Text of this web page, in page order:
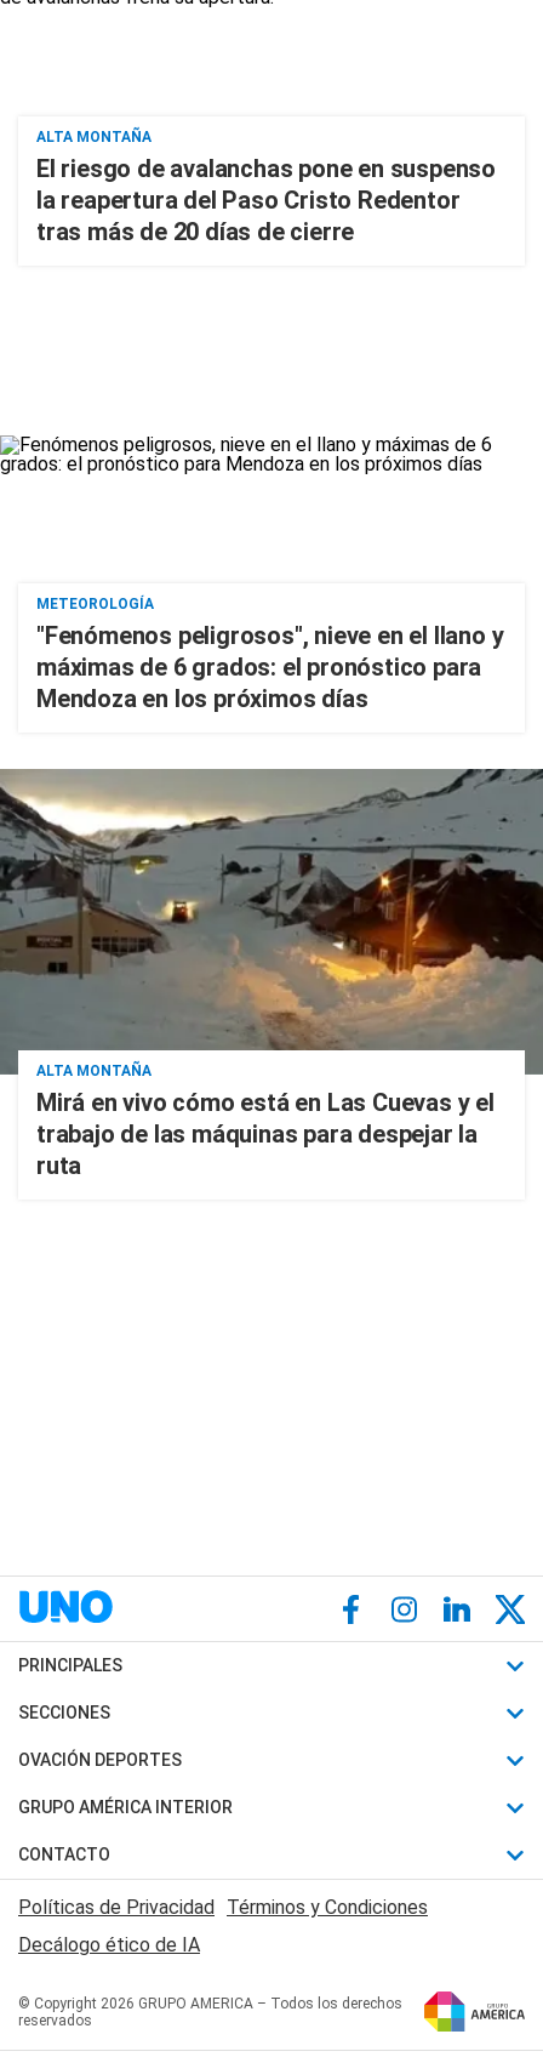
ALTA MONTAÑA
El riesgo de avalanchas pone en suspenso
la reapertura del Paso Cristo Redentor
tras más de 20 días de cierre
METEOROLOGÍA
"Fenómenos peligrosos", nieve en el llano y
máximas de 6 grados: el pronóstico para
Mendoza en los próximos días
ALTA MONTAÑA
Mirá en vivo cómo está en Las Cuevas y el
trabajo de las máquinas para despejar la
ruta
PRINCIPALES
Últimas Noticias
Política
Judiciales
Economia
SECCIONES
Horóscopo
Motores
Trucos caseros
Series y Películas
Edictos y Solicitadas
OVACIÓN DEPORTES
Fútbol
Mundial
Automovilismo
Rugby
Básquet
GRUPO AMÉRICA INTERIOR
Canal 7 en Vivo
San Juan 8
CONTACTO
Acerca de Nosotros
Contactanos
Políticas de Privacidad Términos y Condiciones
Decálogo ético de IA
© Copyright 2026 GRUPO AMERICA – Todos los derechos
reservados